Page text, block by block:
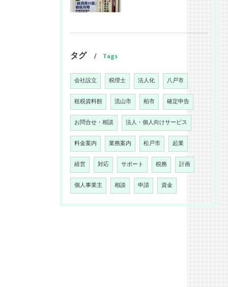
タグ Tags
会社設立 税理士 法人化 八戸市
租税資料館 流山市 柏市 確定申告
お問合せ・相談 法人・個人向けサービス
料金案内 業務案内 松戸市 起業
経営 対応 サポート 税務 計画
個人事業主 相談 申請 資金